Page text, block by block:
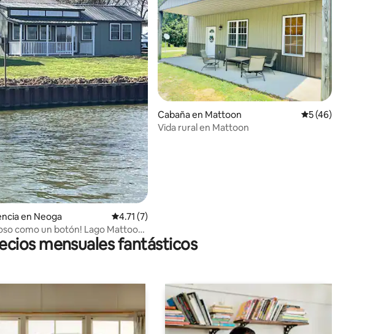
4.72 de 5; 29 evaluaciones
en Neoga Calificación promedio: 4.71 de 5; 7 evaluaciones
4.71 (7)
como un botón! Lago Mattoon,
IL.
Cabaña en Mattoon Calificación
5 (46)
Vida rural en Mattoon
mensuales fantásticos